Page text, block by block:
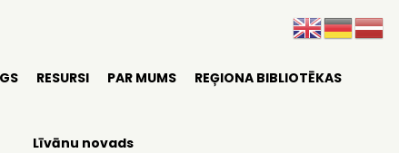
RESURSI PAR MUMS REĢIONA BIBLIOTĒKAS
Līvānu novads